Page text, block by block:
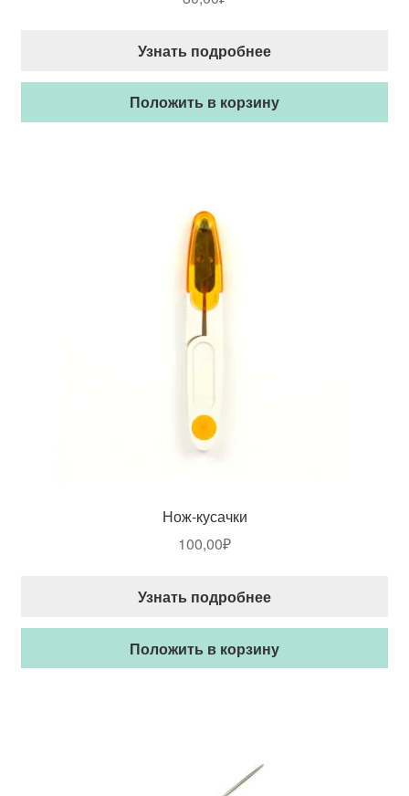
Узнать подробнее
Положить в корзину
Нож-кусачки
100,00₽
Узнать подробнее
Положить в корзину